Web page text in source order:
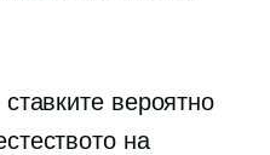
вероятно
на